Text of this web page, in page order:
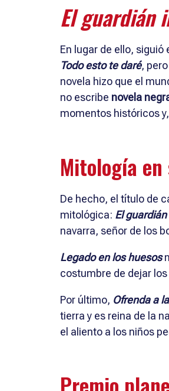
El guardián
En lugar de ello,
Todo esto te daré,
novela hizo que el
no escribe novela
momentos históricos
Mitología
De hecho, el título de
mitológica: El
navarra, señor de los
Legado en los huesos
costumbre de dejar
Por último, Ofrenda a
tierra y es reina de la
el aliento a los niños
Premio